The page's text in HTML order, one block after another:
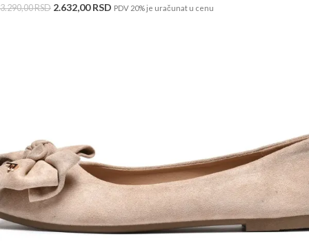
3.290,00RSD 2.632,00RSD PDV 20% je uračunat u cenu